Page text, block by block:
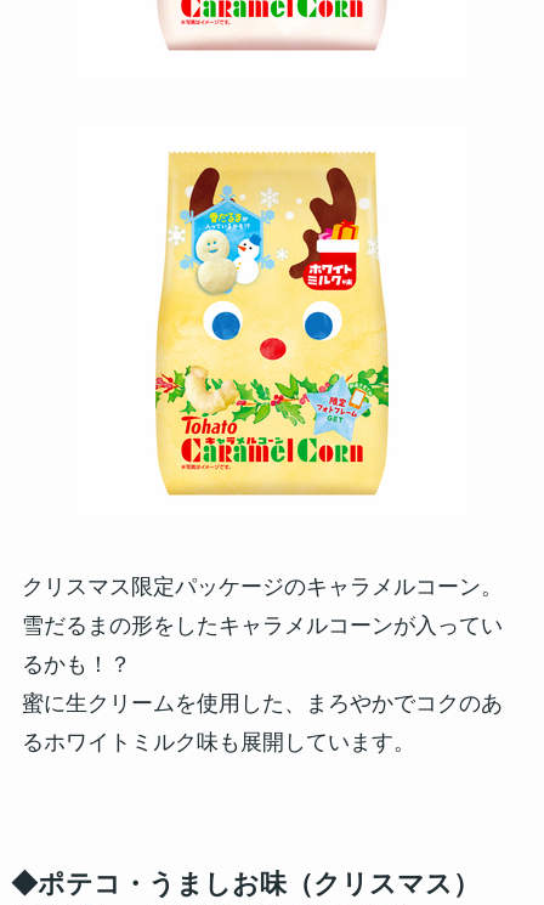
クリスマス限定パッケージのキャラメルコーン。
雪だるまの形をしたキャラメルコーンが入ってい
るかも！？
蜜に生クリームを使用した、まろやかでコクのあ
るホワイトミルク味も展開しています。
◆ポテコ・うましお味（クリスマス）